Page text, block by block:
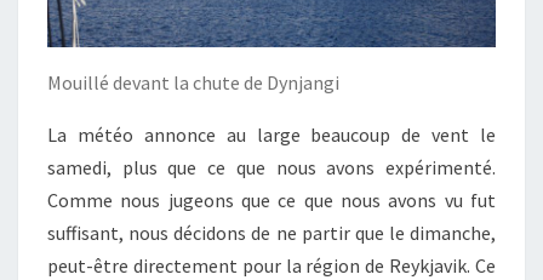
Mouillé devant la chute de Dynjangi
La météo annonce au large beaucoup de vent le
samedi, plus que ce que nous avons expérimenté.
Comme nous jugeons que ce que nous avons vu fut
suffisant, nous décidons de ne partir que le dimanche,
peut-être directement pour la région de Reykjavik. Ce